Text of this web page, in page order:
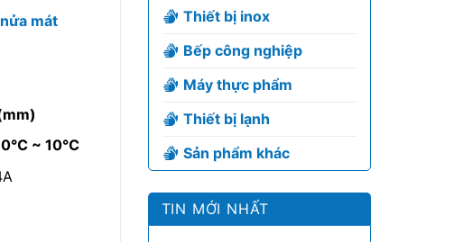
mát
~ 10℃
Thiết bị inox
Bếp công nghiệp
Máy thực phẩm
Thiết bị lạnh
Sản phẩm khác
TIN MỚI NHẤT